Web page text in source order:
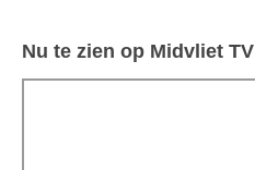
Nu te zien op Midvliet TV